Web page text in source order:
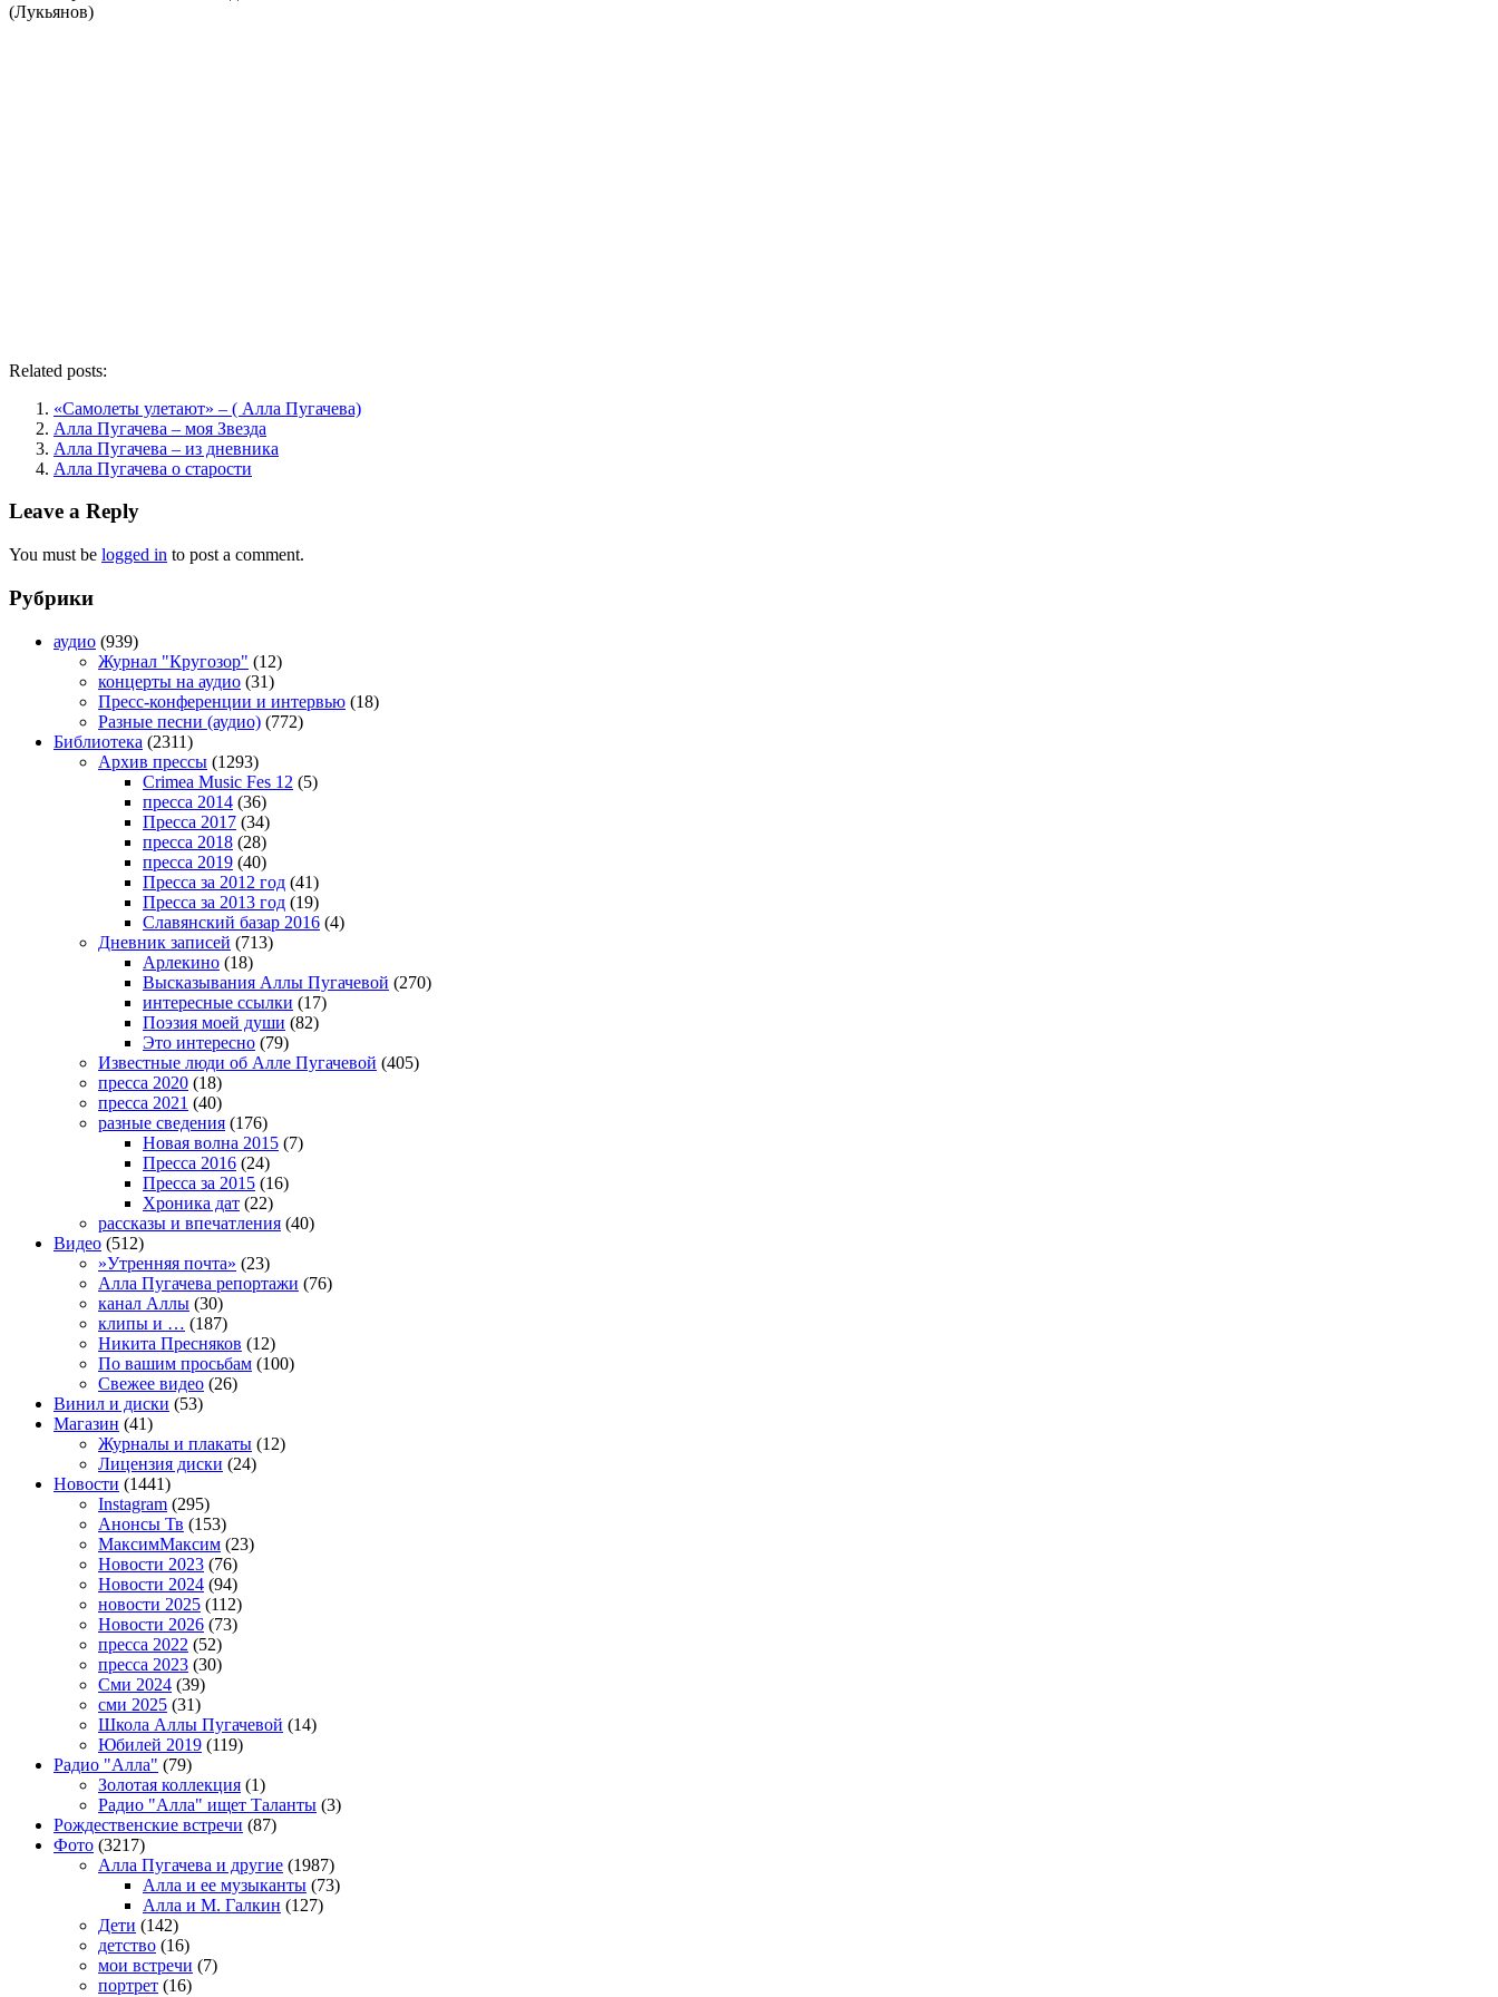
(Лукьянов)
Related posts:
«Самолеты улетают» – ( Алла Пугачева)
Алла Пугачева – моя Звезда
Алла Пугачева – из дневника
Алла Пугачева о старости
Leave a Reply
You must be logged in to post a comment.
Рубрики
аудио (939)
Журнал "Кругозор" (12)
концерты на аудио (31)
Пресс-конференции и интервью (18)
Разные песни (аудио) (772)
Библиотека (2311)
Архив прессы (1293)
Crimea Music Fes 12 (5)
пресса 2014 (36)
Пресса 2017 (34)
пресса 2018 (28)
пресса 2019 (40)
Пресса за 2012 год (41)
Пресса за 2013 год (19)
Славянский базар 2016 (4)
Дневник записей (713)
Арлекино (18)
Высказывания Аллы Пугачевой (270)
интересные ссылки (17)
Поэзия моей души (82)
Это интересно (79)
Известные люди об Алле Пугачевой (405)
пресса 2020 (18)
пресса 2021 (40)
разные сведения (176)
Новая волна 2015 (7)
Пресса 2016 (24)
Пресса за 2015 (16)
Хроника дат (22)
рассказы и впечатления (40)
Видео (512)
»Утренняя почта» (23)
Алла Пугачева репортажи (76)
канал Аллы (30)
клипы и … (187)
Никита Пресняков (12)
По вашим просьбам (100)
Свежее видео (26)
Винил и диски (53)
Магазин (41)
Журналы и плакаты (12)
Лицензия диски (24)
Новости (1441)
Instagram (295)
Анонсы Тв (153)
МаксимМаксим (23)
Новости 2023 (76)
Новости 2024 (94)
новости 2025 (112)
Новости 2026 (73)
пресса 2022 (52)
пресса 2023 (30)
Сми 2024 (39)
сми 2025 (31)
Школа Аллы Пугачевой (14)
Юбилей 2019 (119)
Радио "Алла" (79)
Золотая коллекция (1)
Радио "Алла" ищет Таланты (3)
Рождественские встречи (87)
Фото (3217)
Алла Пугачева и другие (1987)
Алла и ее музыканты (73)
Алла и М. Галкин (127)
Дети (142)
детство (16)
мои встречи (7)
портрет (16)